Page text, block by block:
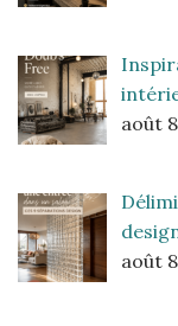
août
août